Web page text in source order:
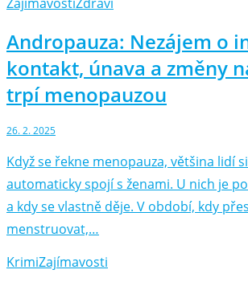
Andropauza: Nezájem o
kontakt, únava a změny
trpí menopauzou
26. 2. 2025
Když se řekne menopauza, většina lidí
automaticky spojí s ženami. U nich je
a kdy se vlastně děje. V období, kdy
menstruovat,…
KrimiZajímavosti